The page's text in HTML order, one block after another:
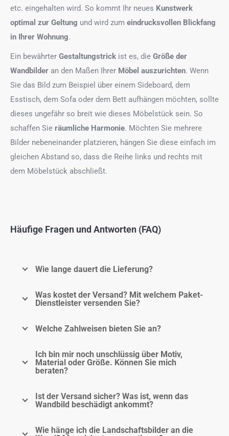
etc. eingehalten wird. So kommt Ihr neues Kunstwerk
optimal zur Geltung und wird zum eindrucksvollen Blickfang
in Ihrer Wohnung.
Ein bewährter Gestaltungstrick ist es, die Größe der
Wandbilder an den Maßen Ihrer Möbel auszurichten. Wenn
Sie das Bild zum Beispiel über einem Sideboard, dem
Esstisch, dem Sofa oder dem Bett aufhängen möchten, sollte
dieses ungefähr so breit wie dieses Möbelstück sein. So
schaffen Sie räumliche Harmonie. Möchten Sie mehrere
Bilder nebeneinander platzieren, hängen Sie diese einfach im
gleichen Abstand so, dass die Reihe links und rechts mit
dem Möbelstück abschließt.
Häufige Fragen und Antworten (FAQ)
Wie lange dauert die Lieferung?
Was kostet der Versand? Mit welchem Paket-
Dienstleister versenden Sie?
Welche Zahlweisen bieten Sie an?
Ich bin mir noch unschlüssig über Motiv,
Material oder Größe. Können Sie mich
beraten?
Ist der Versand sicher? Was ist, wenn das
Wandbild beschädigt ankommt?
Wie hänge ich die Landschaftsbilder an die